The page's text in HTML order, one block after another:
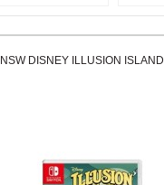
NSW DISNEY ILLUSION ISLAND